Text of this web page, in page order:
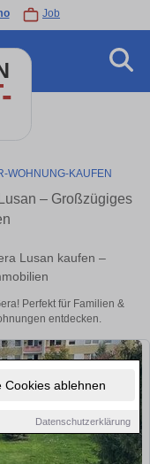
Cookies ablehnen
Datenschutzerklärung
Job
WOHNUNG-KAUFEN
– Großzügiges
Lusan kaufen –
Perfekt für Familien &
entdecken.